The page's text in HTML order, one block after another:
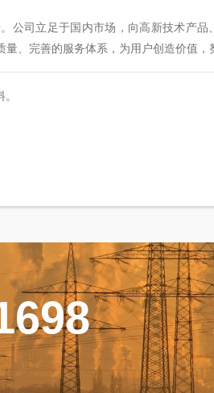
司立足于国内市场，向高新技术产
、完善的服务体系，为用户创造价值